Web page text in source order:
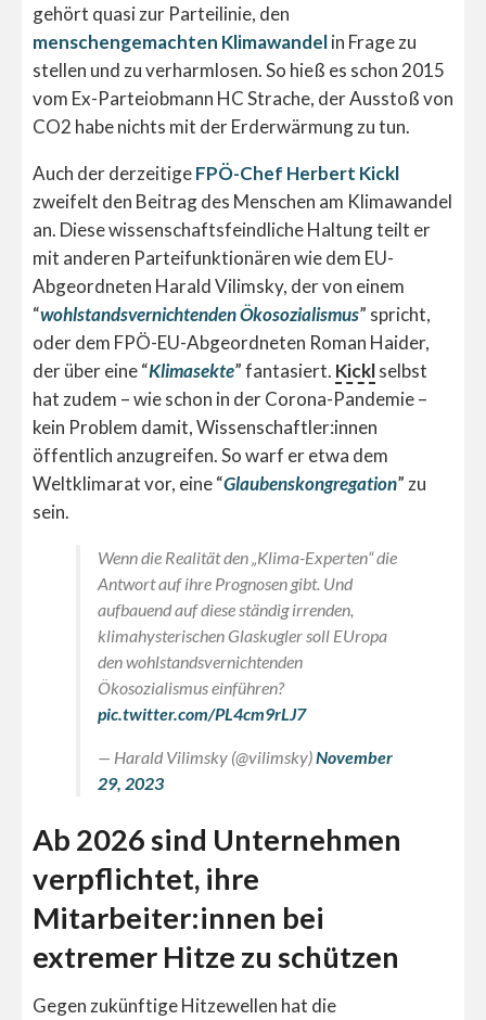
gehört quasi zur Parteilinie, den
menschengemachten Klimawandelin Frage zu
stellen und zu verharmlosen. So hieß es schon 2015
vom Ex-Parteiobmann HC Strache, der Ausstoß von
CO2 habe nichts mit der Erderwärmung zu tun.
Auch der derzeitigeFPÖ-Chef Herbert Kickl
zweifelt den Beitrag des Menschen am Klimawandel
an. Diese wissenschaftsfeindliche Haltung teilt er
mit anderen Parteifunktionären wie dem EU-
Abgeordneten Harald Vilimsky, der von einem
“wohlstandsvernichtenden Ökosozialismus” spricht,
oder dem FPÖ-EU-Abgeordneten Roman Haider,
der über eine “Klimasekte” fantasiert. Kicklselbst
hat zudem – wie schon in der Corona-Pandemie –
kein Problem damit, Wissenschaftler:innen
öffentlich anzugreifen. So warf er etwa dem
Weltklimarat vor, eine “Glaubenskongregation” zu
sein.
Wenn die Realität den „Klima-Experten“ die
Antwort auf ihre Prognosen gibt. Und
aufbauend auf diese ständig irrenden,
klimahysterischen Glaskugler soll EUropa
den wohlstandsvernichtenden
Ökosozialismus einführen?
pic.twitter.com/PL4cm9rLJ7
— Harald Vilimsky (@vilimsky)November
29, 2023
Ab 2026 sind Unternehmen
verpflichtet, ihre
Mitarbeiter:innen bei
extremer Hitze zu schützen
Gegen zukünftige Hitzewellen hat die